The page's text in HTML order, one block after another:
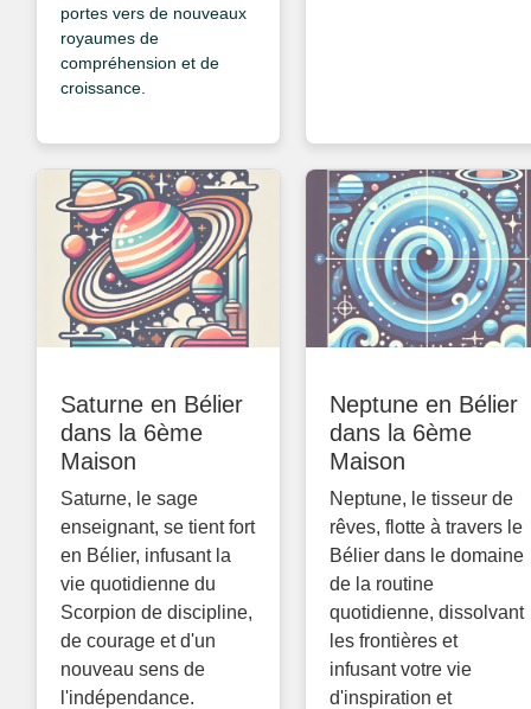
portes vers de nouveaux
royaumes de
compréhension et de
croissance.
Saturne en Bélier
dans la 6ème
Maison
Saturne, le sage
enseignant, se tient fort
en Bélier, infusant la
vie quotidienne du
Scorpion de discipline,
de courage et d'un
nouveau sens de
l'indépendance.
Neptune en Bélier
dans la 6ème
Maison
Neptune, le tisseur de
rêves, flotte à travers le
Bélier dans le domaine
de la routine
quotidienne, dissolvant
les frontières et
infusant votre vie
d'inspiration et